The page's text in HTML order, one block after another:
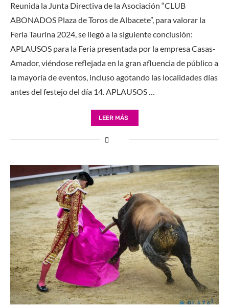
Reunida la Junta Directiva de la Asociación “CLUB
ABONADOS Plaza de Toros de Albacete”, para valorar la
Feria Taurina 2024, se llegó a la siguiente conclusión:
APLAUSOS para la Feria presentada por la empresa Casas-
Amador, viéndose reflejada en la gran afluencia de público a
la mayoría de eventos, incluso agotando las localidades días
antes del festejo del día 14. APLAUSOS …
LEER MÁS